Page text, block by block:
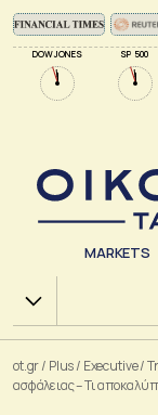
DOW JONES SP 500
MARKETS
Χ.Α.
ot.gr/ Plus/ Executive/
ασφάλειας – Τι